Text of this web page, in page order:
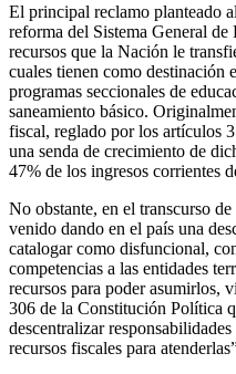
El principal reclamo planteado
reforma del Sistema General
recursos que la Nación le
cuales tienen como destinación
programas seccionales de
saneamiento básico.
fiscal, reglado por los artículos
una senda de crecimiento de
47% de los ingresos corrientes
No obstante, en el transcurso de
venido dando en el país una
catalogar como disfuncional,
competencias a las entidades
recursos para poder asumirlos,
306 de la Constitución Política
descentralizar
recursos fiscales para